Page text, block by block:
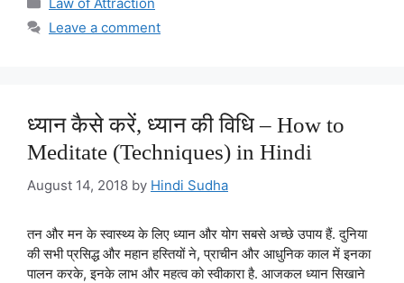
Leave a comment
ध्यान कैसे करें, ध्यान की विधि – How to
Meditate (Techniques) in Hindi
August 14, 2018 by Hindi Sudha
तन और मन के स्वास्थ्य के लिए ध्यान और योग सबसे अच्छे उपाय हैं. दुनिया
की सभी प्रसिद्ध और महान हस्तियों ने, प्राचीन और आधुनिक काल में इनका
पालन करके, इनके लाभ और महत्व को स्वीकारा है. आजकल ध्यान सिखाने